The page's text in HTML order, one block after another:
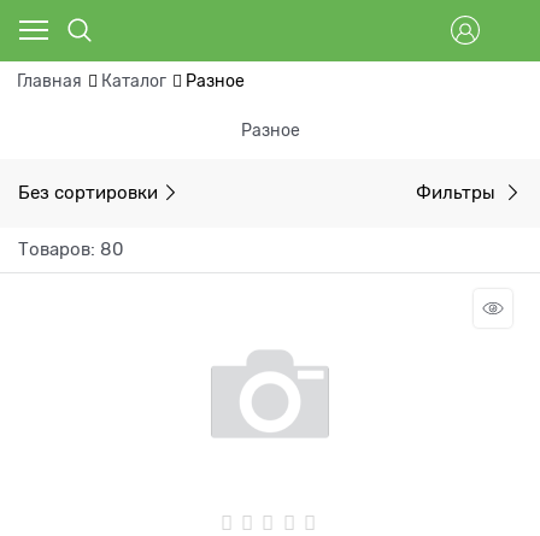
Главная Каталог Разное
Разное
Без сортировки Фильтры
Товаров: 80